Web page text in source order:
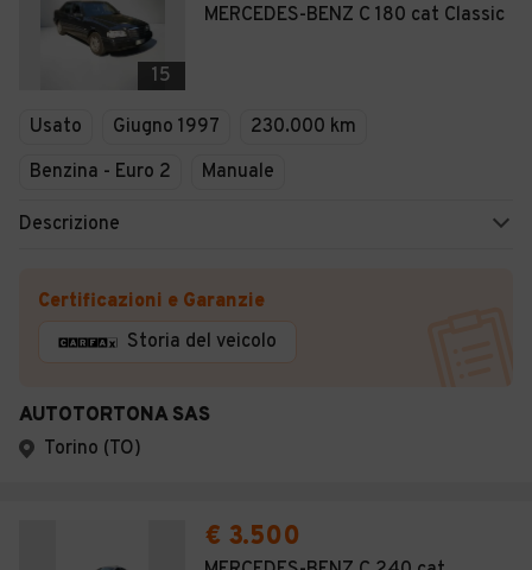
15
MERCEDES-BENZ C 180 cat Classic
Usato Giugno 1997
230.000 km
Benzina - Euro 2
Manuale
Descrizione
Certificazioni e Garanzie
Storia del veicolo
AUTOTORTONA SAS
Torino (TO)
€ 3.500